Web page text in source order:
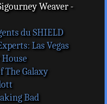
Weaver -
du SHIELD
Las Vegas
The Galaxy
Bad